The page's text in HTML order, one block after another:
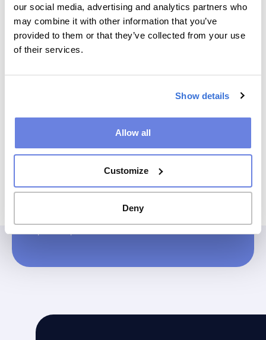
our social media, advertising and analytics partners who
may combine it with other information that you’ve
provided to them or that they’ve collected from your use
of their services.
Show details
Allow all
Customize
Deny
Indsæt og spil
04
Optimeret til alle skærme